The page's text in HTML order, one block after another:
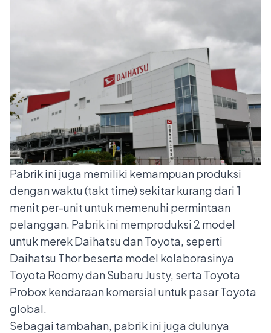
Pabrik ini juga memiliki kemampuan produksi
dengan waktu (takt time) sekitar kurang dari 1
menit per-unit untuk memenuhi permintaan
pelanggan. Pabrik ini memproduksi 2 model
untuk merek Daihatsu dan Toyota, seperti
Daihatsu Thor beserta model kolaborasinya
Toyota Roomy dan Subaru Justy, serta Toyota
Probox kendaraan komersial untuk pasar Toyota
global.
Sebagai tambahan, pabrik ini juga dulunya